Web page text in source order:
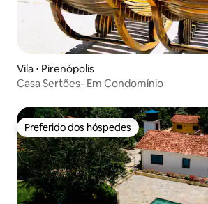
Vila ⋅ Pirenópolis
Casa Sertões- Em Condomínio
Preferido dos hóspedes
Preferido dos hóspedes